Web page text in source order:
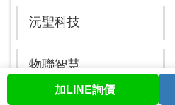
股票查詢
沅聖科技
物聯智慧
加LINE詢價